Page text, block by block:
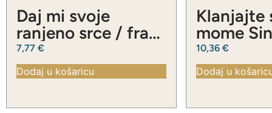
Daj mi svoje
ranjeno srce / fra
Slavko Barbarić
7,77 €
Dodaj u košaricu
Klanjajte
mome
Slavko
10,36 €
Dodaj u